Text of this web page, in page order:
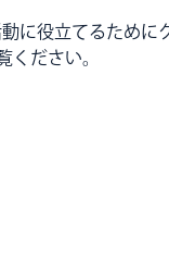
に役立てるために
ください。
ました。そし
しかし、手術
してよかったと
えられる情報
出せなかったの